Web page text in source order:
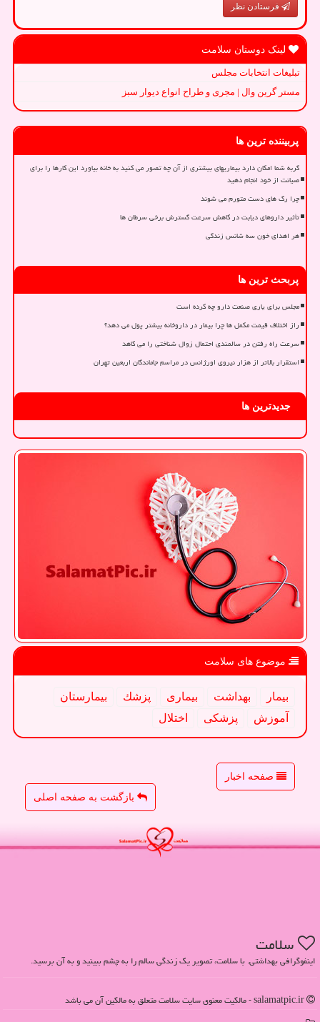
فرستادن نظر
لینک دوستان سلامت
تبلیغات انتخابات مجلس
مستر گرین وال | مجری و طراح انواع دیوار سبز
پربیننده ترین ها
گربه شما امکان دارد بیماریهای بیشتری از آن چه تصور می کنید به خانه بیاورد این کارها را برای
صیانت از خود انجام دهید
چرا رگ های دست متورم می شوند
تأثیر داروهای دیابت در کاهش سرعت گسترش برخی سرطان ها
هر اهدای خون سه شانس زندگی
پربحث ترین ها
مجلس برای یاری صنعت دارو چه کرده است
راز اختلاف قیمت مکمل ها چرا بیمار در داروخانه بیشتر پول می دهد؟
سرعت راه رفتن در سالمندی احتمال زوال شناختی را می کاهد
استقرار بالاتر از هزار نیروی اورژانس در مراسم جاماندگان اربعین تهران
جدیدترین ها
موضوع های سلامت
بیمار بهداشت بیماری پزشك
بیمارستان
آموزش
پزشكی اختلال
صفحه اخبار
بازگشت به صفحه اصلی
سلامت
اینفوگرافی بهداشتی. با سلامت، تصویر یک زندگی سالم را به چشم ببینید و به آن برسید.